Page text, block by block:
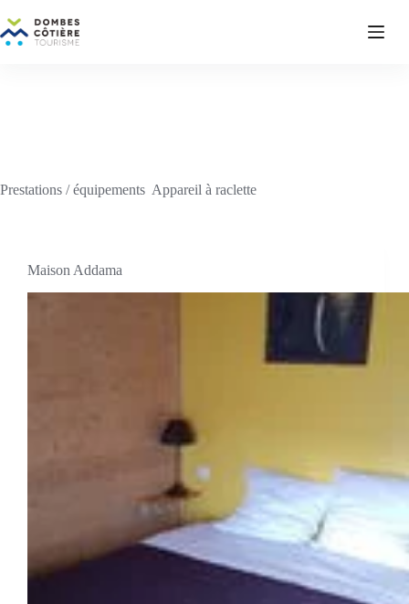
au
contenu
Prestations / équipements Appareil à raclette
Maison Addama